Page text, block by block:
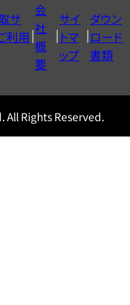
サ
利用
会
社
概
要
サイ
トマ
ップ
ダウン
ロード
書類
All Rights Reserved.